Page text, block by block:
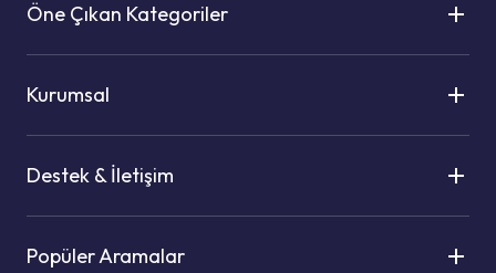
Öne Çıkan Kategoriler
Kurumsal
Destek & İletişim
Popüler Aramalar